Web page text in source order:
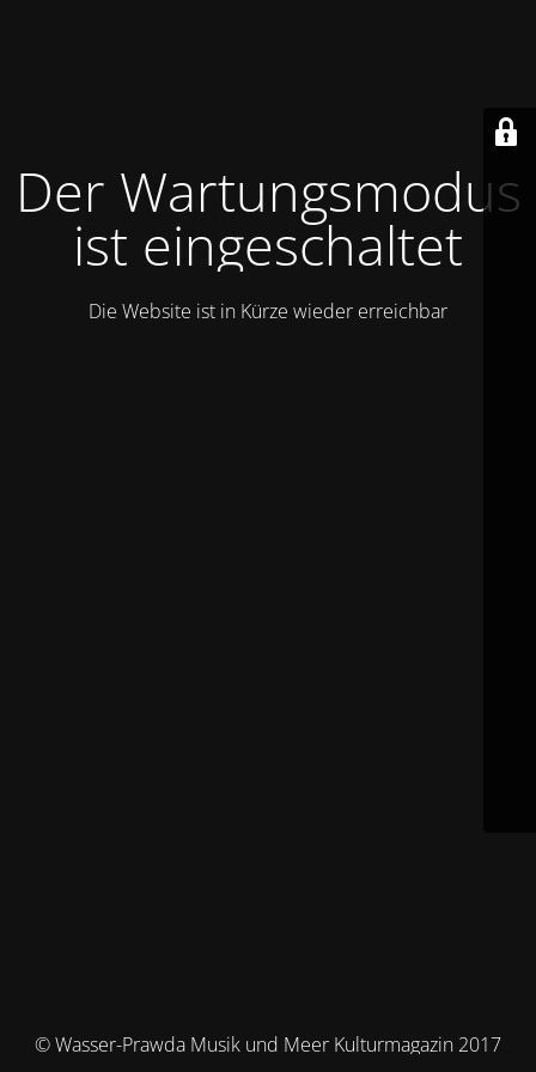
Der Wartungsmodus
ist eingeschaltet
Die Website ist in Kürze wieder erreichbar
© Wasser-Prawda Musik und Meer Kulturmagazin 2017